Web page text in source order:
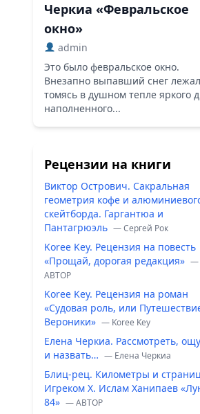
Черкиа «Февральское
окно»
admin
Это было февральское окно.
Внезапно выпавший снег
томясь в душном тепле яркого
наполненного...
Рецензии на книги
Виктор Острович. Сакральная
геометрия кофе и
скейтборда. Гаргантюа и
Пантагрюэль — Сергей Рок
Koree Key. Рецензия на повесть
«Прощай, дорогая редакция» —
ABTOP
Koree Key. Рецензия на роман
«Судовая роль, или
Вероники» — Koree Key
Елена Черкиа. Рассмотреть,
и назвать… — Елена Черкиа
Блиц-рец. Километры и
Игреком Х. Ислам Ханипаев
84» — ABTOP